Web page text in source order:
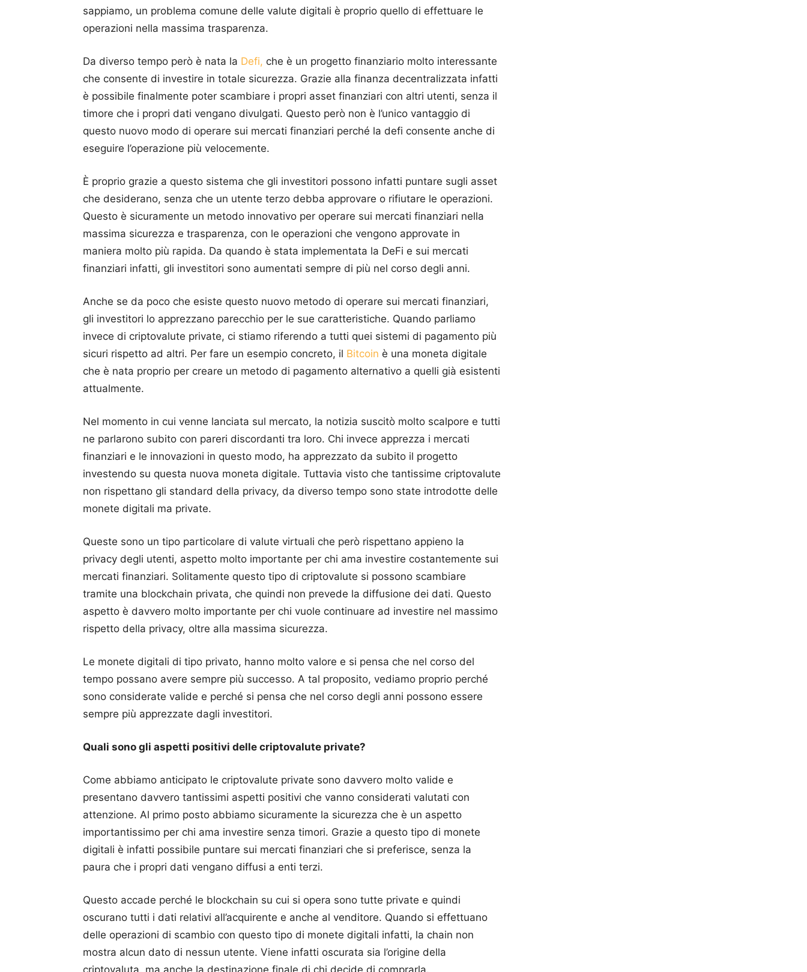
sappiamo, un problema comune delle valute digitali è proprio quello di effettuare le
operazioni nella massima trasparenza.
Da diverso tempo però è nata la Defi, che è un progetto finanziario molto interessante
che consente di investire in totale sicurezza. Grazie alla finanza decentralizzata infatti
è possibile finalmente poter scambiare i propri asset finanziari con altri utenti, senza il
timore che i propri dati vengano divulgati. Questo però non è l’unico vantaggio di
questo nuovo modo di operare sui mercati finanziari perché la defi consente anche di
eseguire l’operazione più velocemente.
È proprio grazie a questo sistema che gli investitori possono infatti puntare sugli asset
che desiderano, senza che un utente terzo debba approvare o rifiutare le operazioni.
Questo è sicuramente un metodo innovativo per operare sui mercati finanziari nella
massima sicurezza e trasparenza, con le operazioni che vengono approvate in
maniera molto più rapida. Da quando è stata implementata la DeFi e sui mercati
finanziari infatti, gli investitori sono aumentati sempre di più nel corso degli anni.
Anche se da poco che esiste questo nuovo metodo di operare sui mercati finanziari,
gli investitori lo apprezzano parecchio per le sue caratteristiche. Quando parliamo
invece di criptovalute private, ci stiamo riferendo a tutti quei sistemi di pagamento più
sicuri rispetto ad altri. Per fare un esempio concreto, il Bitcoin è una moneta digitale
che è nata proprio per creare un metodo di pagamento alternativo a quelli già esistenti
attualmente.
Nel momento in cui venne lanciata sul mercato, la notizia suscitò molto scalpore e tutti
ne parlarono subito con pareri discordanti tra loro. Chi invece apprezza i mercati
finanziari e le innovazioni in questo modo, ha apprezzato da subito il progetto
investendo su questa nuova moneta digitale. Tuttavia visto che tantissime criptovalute
non rispettano gli standard della privacy, da diverso tempo sono state introdotte delle
monete digitali ma private.
Queste sono un tipo particolare di valute virtuali che però rispettano appieno la
privacy degli utenti, aspetto molto importante per chi ama investire costantemente sui
mercati finanziari. Solitamente questo tipo di criptovalute si possono scambiare
tramite una blockchain privata, che quindi non prevede la diffusione dei dati. Questo
aspetto è davvero molto importante per chi vuole continuare ad investire nel massimo
rispetto della privacy, oltre alla massima sicurezza.
Le monete digitali di tipo privato, hanno molto valore e si pensa che nel corso del
tempo possano avere sempre più successo. A tal proposito, vediamo proprio perché
sono considerate valide e perché si pensa che nel corso degli anni possono essere
sempre più apprezzate dagli investitori.
Quali sono gli aspetti positivi delle criptovalute private?
Come abbiamo anticipato le criptovalute private sono davvero molto valide e
presentano davvero tantissimi aspetti positivi che vanno considerati valutati con
attenzione. Al primo posto abbiamo sicuramente la sicurezza che è un aspetto
importantissimo per chi ama investire senza timori. Grazie a questo tipo di monete
digitali è infatti possibile puntare sui mercati finanziari che si preferisce, senza la
paura che i propri dati vengano diffusi a enti terzi.
Questo accade perché le blockchain su cui si opera sono tutte private e quindi
oscurano tutti i dati relativi all’acquirente e anche al venditore. Quando si effettuano
delle operazioni di scambio con questo tipo di monete digitali infatti, la chain non
mostra alcun dato di nessun utente. Viene infatti oscurata sia l’origine della
criptovaluta, ma anche la destinazione finale di chi decide di comprarla.